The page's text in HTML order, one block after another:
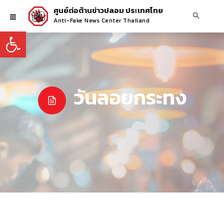
Open toolbar
ศูนย์ต่อต้านข่าวปลอม ประเทศไทย
Anti-Fake News Center Thailand
วันลอยกระทง